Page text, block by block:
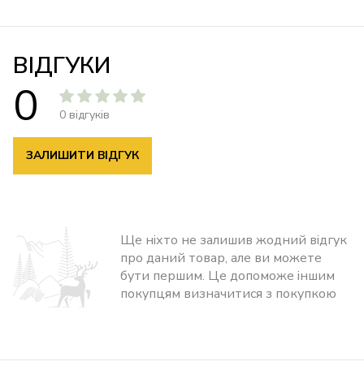
ВІДГУКИ
0 0 відгуків
ЗАЛИШИТИ ВІДГУК
Ще ніхто не залишив жодний відгук
про даний товар, але ви можете
бути першим. Це допоможе іншим
покупцям визначитися з покупкою